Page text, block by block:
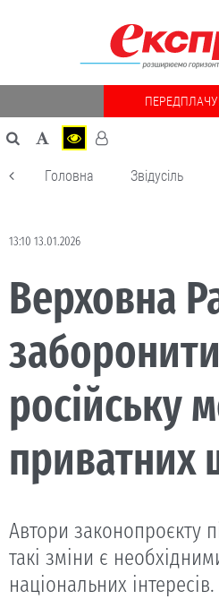
Головна Звідусіль
13:10 13.01.2026
Верховна
заборонити
російську
приватних
Автори законопроєкту
такі зміни є
національних інтересів.